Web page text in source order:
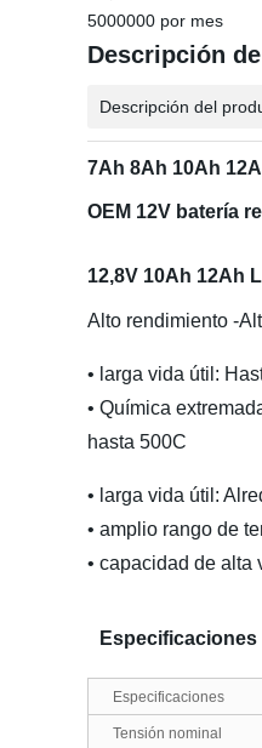
5000000 por mes
Descripción
Descripción del
7Ah 8Ah 10Ah
OEM 12V batería
12,8V 10Ah 12Ah
Alto rendimiento -
• larga vida útil:
• Química
hasta 500C
• larga vida útil:
• amplio rango de
• capacidad de alta
Especificaciones
Especificaciones
Tensión nominal